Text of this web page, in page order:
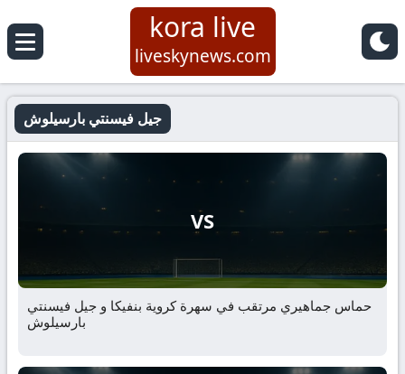
kora live
liveskynews.com
جيل فيسنتي بارسيلوش
VS
حماس جماهيري مرتقب في سهرة كروية بنفيكا و جيل فيسنتي
بارسيلوش